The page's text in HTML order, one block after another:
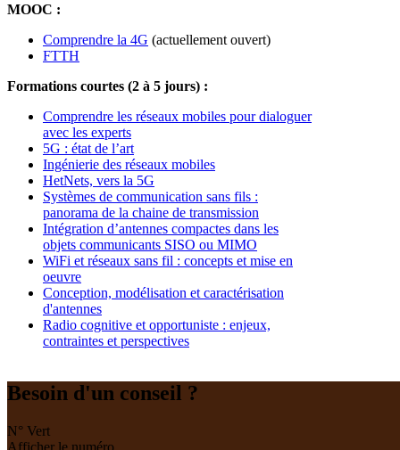
MOOC :
Comprendre la 4G (actuellement ouvert)
FTTH
Formations courtes (2 à 5 jours) :
Comprendre les réseaux mobiles pour dialoguer
avec les experts
5G : état de l’art
Ingénierie des réseaux mobiles
HetNets, vers la 5G
Systèmes de communication sans fils :
panorama de la chaine de transmission
Intégration d’antennes compactes dans les
objets communicants SISO ou MIMO
WiFi et réseaux sans fil : concepts et mise en
oeuvre
Conception, modélisation et caractérisation
d'antennes
Radio cognitive et opportuniste : enjeux,
contraintes et perspectives
Besoin d'un conseil ?
N° Vert
Afficher le numéro